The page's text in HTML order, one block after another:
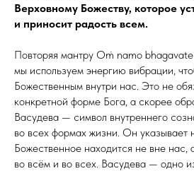
Верховному Божеству, которое
и приносит радость всем.
Повторяя мантру Oṁ namo
мы используем энергию вибрации,
Божественным внутри нас. Это не
конкретной форме Бога, а скорее
Васудева — символ внутреннего
во всех формах жизни. Он указывает
Божественное находится не вне нас,
во всём и во всех. Васудева — одно